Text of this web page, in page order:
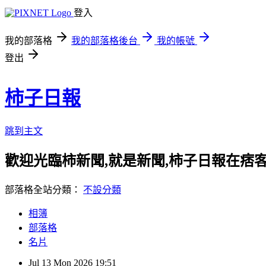
登入
我的部落格 我的部落格後台
我的帳號
登出
柿子日報
跳到主文
歡迎光臨柿新聞,就是新聞,柿子日報在痞
部落格全站分類： 不設分類
相簿
部落格
名片
Jul 13 Mon 2026 19:51